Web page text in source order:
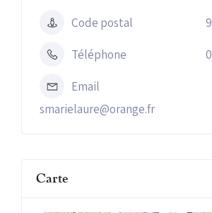
Code postal
Téléphone
Email
smarielaure@orange.fr
Carte